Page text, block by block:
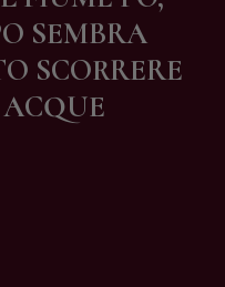
SEMBRA
SCORRERE